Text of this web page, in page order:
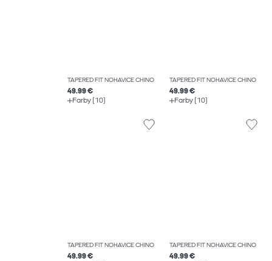
TAPERED FIT NOHAVICE CHINO
49.99 €
Farby (10)
TAPERED FIT NOHAVICE CHINO
49.99 €
Farby (10)
TAPERED FIT NOHAVICE CHINO
49.99 €
TAPERED FIT NOHAVICE CHINO
49.99 €